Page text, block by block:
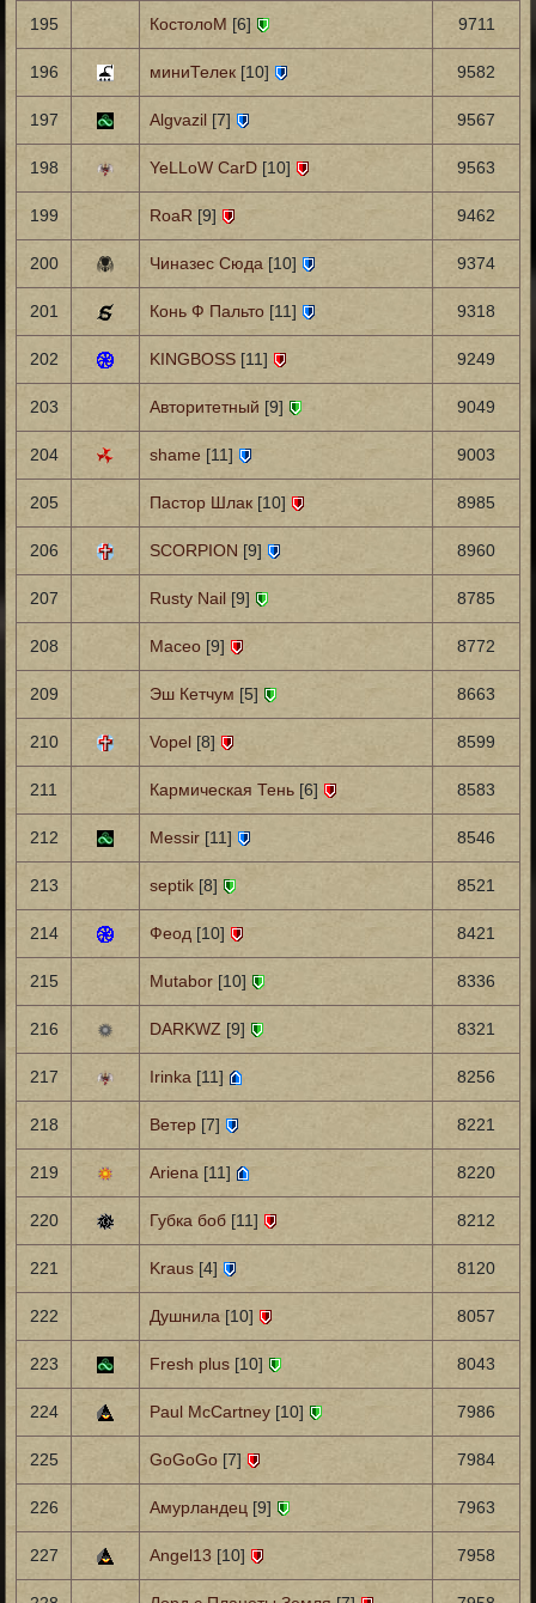
195 КостолоМ [6] 9711
196 миниТелек [10] 9582
197 Algvazil [7] 9567
198 YeLLoW CarD [10] 9563
199 RoaR [9] 9462
200 Чиназес Сюда [10] 9374
201 Конь Ф Пальто [11] 9318
202 KINGBOSS [11] 9249
203 Авторитетный [9] 9049
204 shame [11] 9003
205 Пастор Шлак [10] 8985
206 SCORPION [9] 8960
207 Rusty Nail [9] 8785
208 Maceo [9] 8772
209 Эш Кетчум [5] 8663
210 Vopel [8] 8599
211 Кармическая Тень [6] 8583
212 Messir [11] 8546
213 septik [8] 8521
214 Феод [10] 8421
215 Mutabor [10] 8336
216 DARKWZ [9] 8321
217 Irinka [11] 8256
218 Ветер [7] 8221
219 Ariena [11] 8220
220 Губка боб [11] 8212
221 Kraus [4] 8120
222 Душнила [10] 8057
223 Fresh plus [10] 8043
224 Paul McCartney [10] 7986
225 GoGoGo [7] 7984
226 Амурландец [9] 7963
227 Angel13 [10] 7958